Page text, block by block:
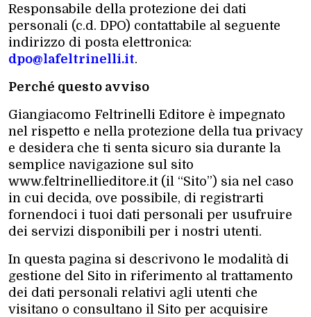
Responsabile della protezione dei dati
personali (c.d. DPO) contattabile al seguente
indirizzo di posta elettronica:
dpo@lafeltrinelli.it.
Perché questo avviso
Giangiacomo Feltrinelli Editore è impegnato
nel rispetto e nella protezione della tua privacy
e desidera che ti senta sicuro sia durante la
semplice navigazione sul sito
www.feltrinellieditore.it (il “Sito”) sia nel caso
in cui decida, ove possibile, di registrarti
fornendoci i tuoi dati personali per usufruire
dei servizi disponibili per i nostri utenti.
In questa pagina si descrivono le modalità di
gestione del Sito in riferimento al trattamento
dei dati personali relativi agli utenti che
visitano o consultano il Sito per acquisire